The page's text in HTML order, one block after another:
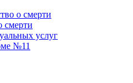
о смерти
смерти
услуг
№11